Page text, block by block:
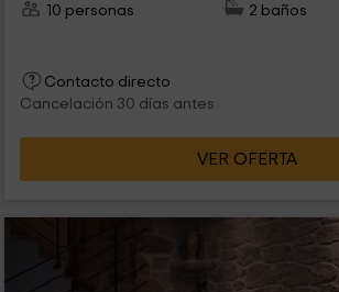
10 personas
2 baños
Contacto directo
Cancelación 30 días antes
VER OFERTA